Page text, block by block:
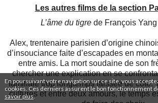
En poursuivant votre navigation sur ce site, vous
cookies. Ces derniers assurent le bon fonctionnement
savoir plus.
Les autres films de la section
L’âme du tigre de François
Alex, trentenaire parisien d’origine
d’insouciance faite d’escapades en
entre amis. La mort soudaine de son
chercher une explication en se
familiale trop longtemps laissée de côté.
cultures et entre deux amours, le temps